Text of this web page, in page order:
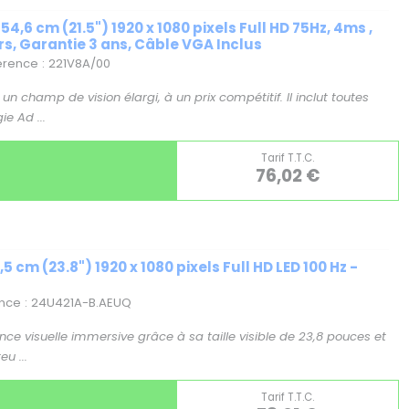
cm (21.5") 1920 x 1080 pixels Full HD 75Hz, 4ms ,
Garantie 3 ans, Câble VGA Inclus
: 221V8A/00
champ de vision élargi, à un prix compétitif. Il inclut toutes
Ad ...
Tarif T.T.C.
76,02 €
(23.8") 1920 x 1080 pixels Full HD LED 100 Hz -
: 24U421A-B.AEUQ
visuelle immersive grâce à sa taille visible de 23,8 pouces et
...
Tarif T.T.C.